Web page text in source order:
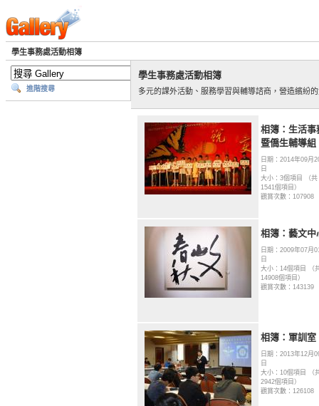
學生事務處活動相簿
進階搜尋
學生事務處活動相簿
多元的課外活動、服務學習與輔導諮商，營造繽紛
相簿：生活事
暨僑生輔導組
日期：2014年09月
日
大小：3個項目 （共
1541個項目）
觀賞次數：107908
相簿：藝文中
日期：2009年07月
日
大小：14個項目 （
14908個項目）
觀賞次數：143139
相簿：軍訓室
日期：2013年12月
日
大小：10個項目 （
2942個項目）
觀賞次數：126108